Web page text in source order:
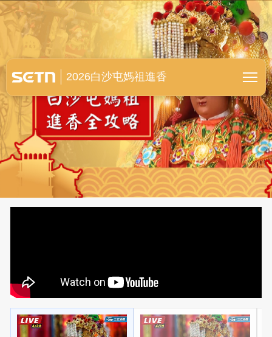
白沙屯媽祖進香全紀錄
2026白沙屯媽祖進香